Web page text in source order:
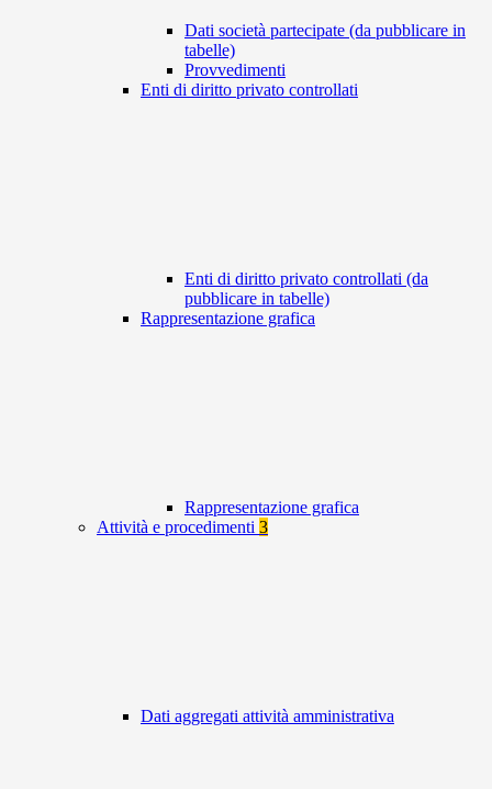
Dati società partecipate (da pubblicare in
tabelle)
Provvedimenti
Enti di diritto privato controllati
Enti di diritto privato controllati (da
pubblicare in tabelle)
Rappresentazione grafica
Rappresentazione grafica
Attività e procedimenti 3
Dati aggregati attività amministrativa